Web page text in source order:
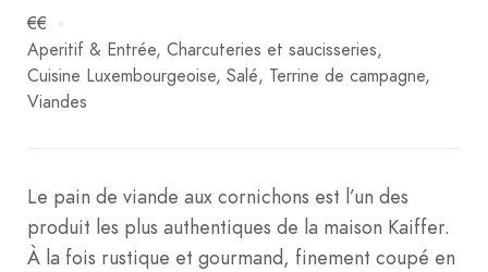
€€
Aperitif & Entrée Charcuteries et saucisseries
Cuisine Luxembourgeoise Salé Terrine de campagne
Viandes
Le pain de viande aux cornichons est l’un des
produit les plus authentiques de la maison Kaiffer.
À la fois rustique et gourmand, finement coupé en